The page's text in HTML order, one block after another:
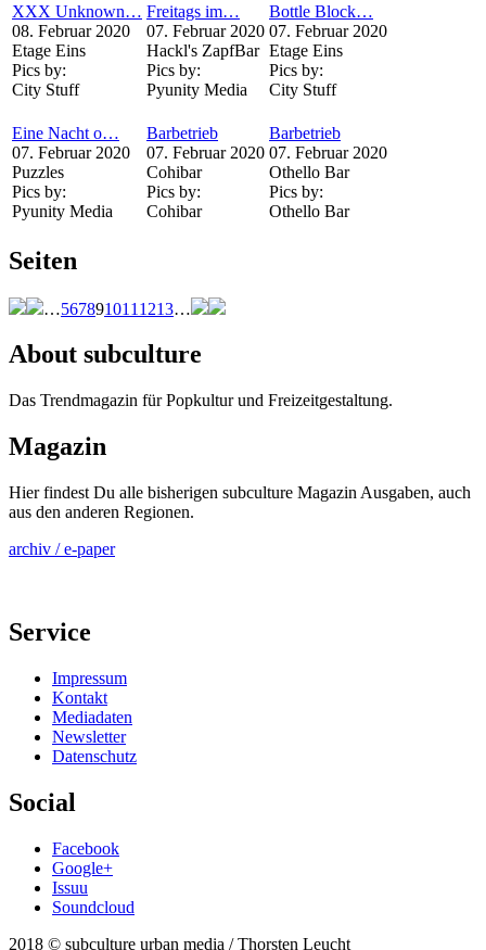
XXX Unknown…
08. Februar 2020
Etage Eins
Pics by:
City Stuff
Freitags im…
07. Februar 2020
Hackl's ZapfBar
Pics by:
Pyunity Media
Bottle Block…
07. Februar 2020
Etage Eins
Pics by:
City Stuff
Eine Nacht o…
07. Februar 2020
Puzzles
Pics by:
Pyunity Media
Barbetrieb
07. Februar 2020
Cohibar
Pics by:
Cohibar
Barbetrieb
07. Februar 2020
Othello Bar
Pics by:
Othello Bar
Seiten
…567891011 1213…
About subculture
Das Trendmagazin für Popkultur und Freizeitgestaltung.
Magazin
Hier findest Du alle bisherigen subculture Magazin Ausgaben, auch
aus den anderen Regionen.
archiv / e-paper
Service
Impressum
Kontakt
Mediadaten
Newsletter
Datenschutz
Social
Facebook
Google+
Issuu
Soundcloud
2018 © subculture urban media / Thorsten Leucht